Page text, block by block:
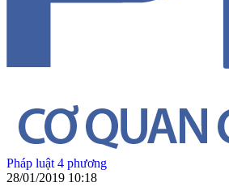
Pháp luật 4 phương
28/01/2019 10:18